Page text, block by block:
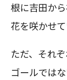
根に吉田か
花を咲かせて
ただ、それ
ゴールでは